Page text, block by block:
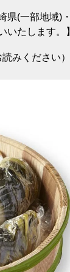
県(一部地域)
いたします。】
みください）